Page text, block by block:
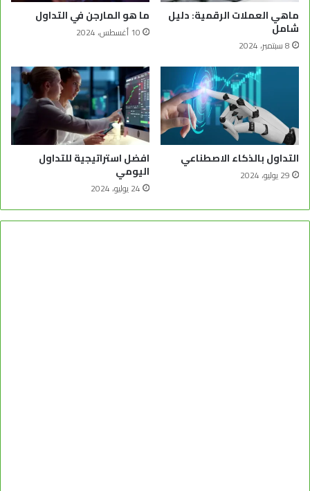
ماهي العملات الرقمية: دليل
شامل
8 سبتمبر، 2024
ما هو المارجن في التداول
10 أغسطس، 2024
التداول بالذكاء الاصطناعي
29 يوليو، 2024
افضل استراتيجية للتداول
اليومي
24 يوليو، 2024